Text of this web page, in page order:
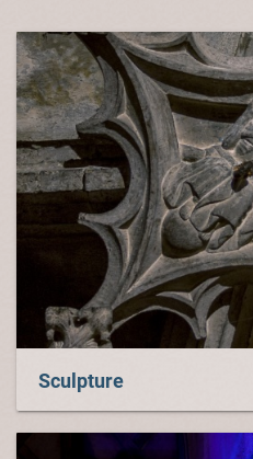
Sculpture